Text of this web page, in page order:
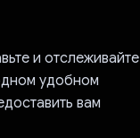
и отслеживайте
удобном
вам